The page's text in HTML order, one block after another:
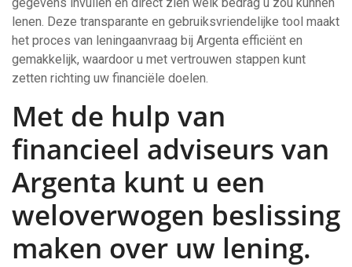
lenen. Deze transparante en gebruiksvriendelijke tool maakt
het proces van leningaanvraag bij Argenta efficiënt en
gemakkelijk, waardoor u met vertrouwen stappen kunt
zetten richting uw financiële doelen.
Met de hulp van
financieel adviseurs van
Argenta kunt u een
weloverwogen beslissing
maken over uw lening.